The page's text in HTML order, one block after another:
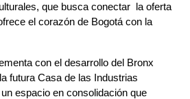
que busca conectar  la oferta
el corazón de Bogotá con la
con el desarrollo del Bronx
futura Casa de las Industrias
espacio en consolidación que